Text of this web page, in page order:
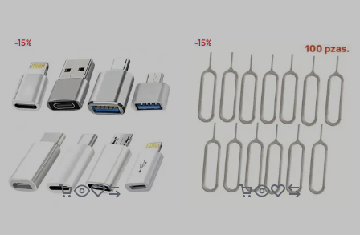
-15% -15%